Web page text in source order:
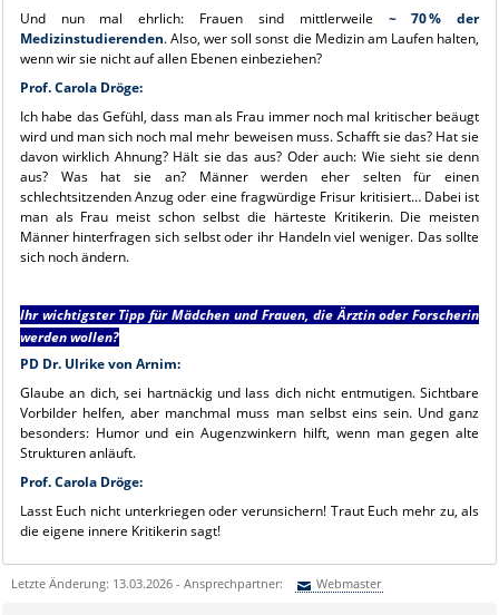
Und nun mal ehrlich: Frauen sind mittlerweile ~ 70% der
Medizinstudierenden. Also, wer soll sonst die Medizin am Laufen halten,
wenn wir sie nicht auf allen Ebenen einbeziehen?
Prof. Carola Dröge:
Ich habe das Gefühl, dass man als Frau immer noch mal kritischer beäugt
wird und man sich noch mal mehr beweisen muss. Schafft sie das? Hat sie
davon wirklich Ahnung? Hält sie das aus? Oder auch: Wie sieht sie denn
aus? Was hat sie an? Männer werden eher selten für einen
schlechtsitzenden Anzug oder eine fragwürdige Frisur kritisiert… Dabei ist
man als Frau meist schon selbst die härteste Kritikerin. Die meisten
Männer hinterfragen sich selbst oder ihr Handeln viel weniger. Das sollte
sich noch ändern.
Ihr wichtigster Tipp für Mädchen und Frauen, die Ärztin oder Forscherin
werden wollen?
PD Dr. Ulrike von Arnim:
Glaube an dich, sei hartnäckig und lass dich nicht entmutigen. Sichtbare
Vorbilder helfen, aber manchmal muss man selbst eins sein. Und ganz
besonders: Humor und ein Augenzwinkern hilft, wenn man gegen alte
Strukturen anläuft.
Prof. Carola Dröge:
Lasst Euch nicht unterkriegen oder verunsichern! Traut Euch mehr zu, als
die eigene innere Kritikerin sagt!
Letzte Änderung: 13.03.2026 - Ansprechpartner: Webmaster